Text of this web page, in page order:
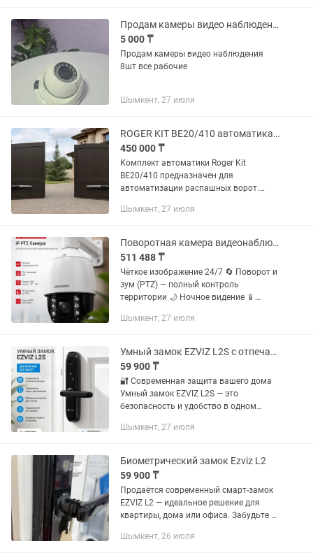
Продам камеры видео наблюдения
5 000 ₸
Продам камеры видео наблюдения
8шт все рабочие
Шымкент, 27 июля
ROGER KIT BE20/410 автоматика для распашных ворот
450 000 ₸
Комплект автоматики Roger Kit
BE20/410 предназначен для
автоматизации распашных ворот.
для коммерческих объектов. Основные
Шымкент, 27 июля
Поворотная камера видеонаблюдения Hikvision
511 488 ₸
Чёткое изображение 24/7 🔄 Поворот и
зум (PTZ) — полный контроль
территории 🌙 Ночное видение 📱
💧 Подходит для улицы (влагозащита)
Шымкент, 27 июля
Умный замок EZVIZ L2S с отпечатком пальца и управлением через телефон
59 900 ₸
🔐 Современная защита вашего дома
Умный замок EZVIZ L2S — это
безопасность и удобство в одном
пальца ✅ Управление через
гостей ✅...
Шымкент, 27 июля
Биометрический замок Ezviz L2
59 900 ₸
Продаётся современный смарт-замок
EZVIZ L2 — идеальное решение для
квартиры, дома или офиса. Забудьте о
доступа. Преимущества: • Открытие по
Шымкент, 26 июля